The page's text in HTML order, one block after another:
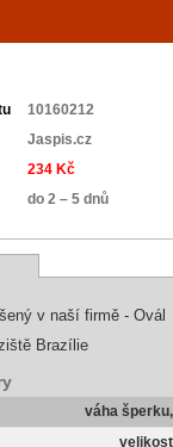
10160212
Jaspis.cz
234 Kč
do 2 – 5 dnů
v naší firmě - Ovál
Brazílie
váha